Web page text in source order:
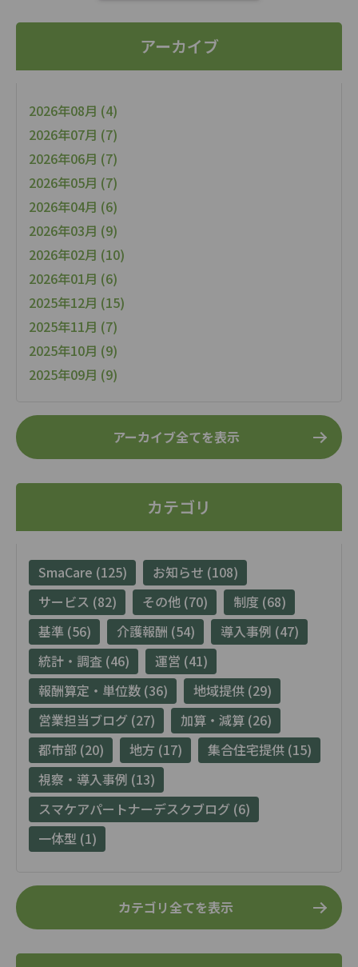
アーカイブ
2026年08月 (4)
2026年07月 (7)
2026年06月 (7)
2026年05月 (7)
2026年04月 (6)
2026年03月 (9)
2026年02月 (10)
2026年01月 (6)
2025年12月 (15)
2025年11月 (7)
2025年10月 (9)
2025年09月 (9)
アーカイブ全てを表示
カテゴリ
SmaCare (125)
お知らせ (108)
サービス (82)
その他 (70)
制度 (68)
基準 (56)
介護報酬 (54)
導入事例 (47)
統計・調査 (46)
運営 (41)
報酬算定・単位数 (36)
地域提供 (29)
営業担当ブログ (27)
加算・減算 (26)
都市部 (20)
地方 (17)
集合住宅提供 (15)
視察・導入事例 (13)
スマケアパートナーデスクブログ (6)
一体型 (1)
カテゴリ全てを表示